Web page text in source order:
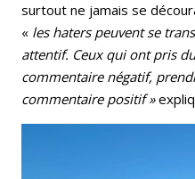
surtout ne jamais se
« les haters peuvent se
attentif. Ceux qui ont pris
commentaire négatif,
commentaire positif »